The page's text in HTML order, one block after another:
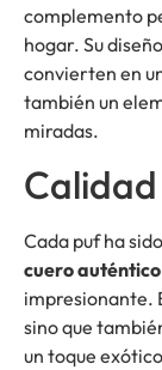
complemento
hogar. Su
convierten en
también un
miradas.
Cada puf ha
cuero auténtico
impresionante.
sino que
un toque